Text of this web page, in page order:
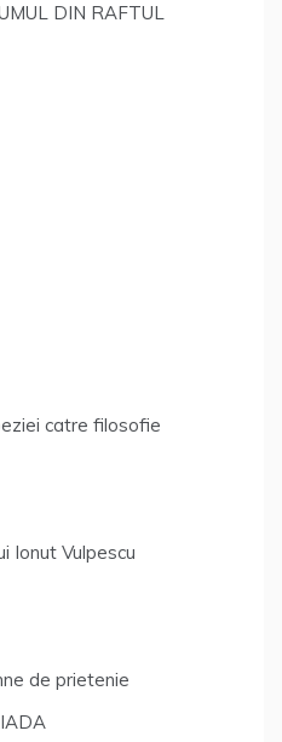
DIN RAFTUL
catre filosofie
Ionut Vulpescu
de prietenie